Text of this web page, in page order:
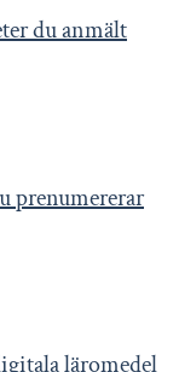
du anmält
prenumererar
läromedel